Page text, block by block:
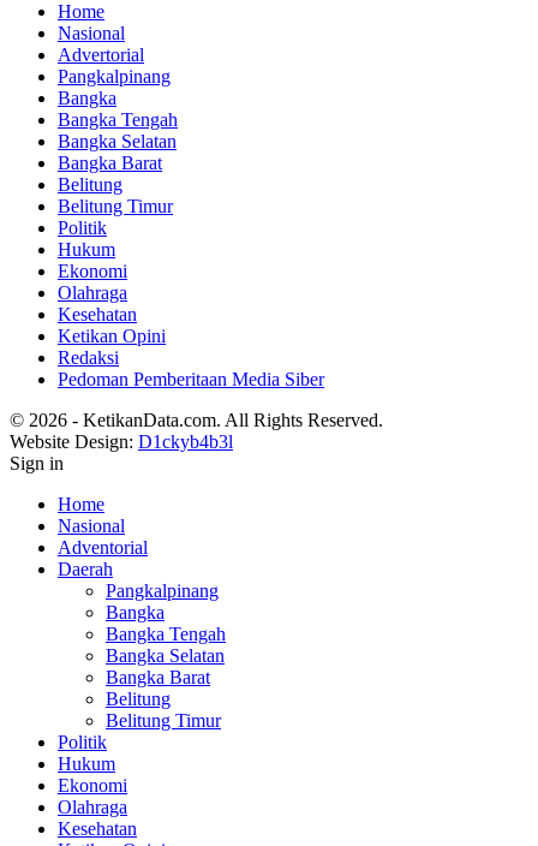
Home
Nasional
Advertorial
Pangkalpinang
Bangka
Bangka Tengah
Bangka Selatan
Bangka Barat
Belitung
Belitung Timur
Politik
Hukum
Ekonomi
Olahraga
Kesehatan
Ketikan Opini
Redaksi
Pedoman Pemberitaan Media Siber
© 2026 - KetikanData.com. All Rights Reserved.
Website Design: D1ckyb4b3l
Sign in
Home
Nasional
Adventorial
Daerah
Pangkalpinang
Bangka
Bangka Tengah
Bangka Selatan
Bangka Barat
Belitung
Belitung Timur
Politik
Hukum
Ekonomi
Olahraga
Kesehatan